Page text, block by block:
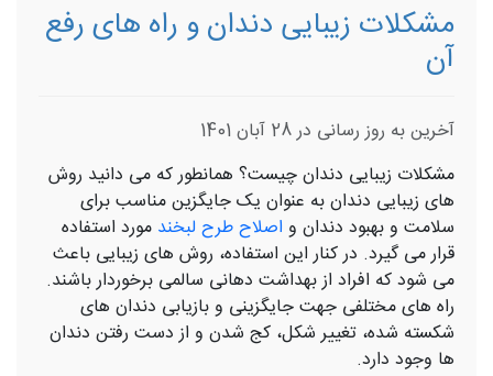
مشکلات زیبایی دندان و راه های رفع
آن
آخرین به روز رسانی در 28 آبان 1401
مشکلات زیبایی دندان چیست؟ همانطور که می دانید روش
های زیبایی دندان به عنوان یک جایگزین مناسب برای
سلامت و بهبود دندان و اصلاح طرح لبخند مورد استفاده
قرار می گیرد. در کنار این استفاده، روش های زیبایی باعث
می شود که افراد از بهداشت دهانی سالمی برخوردار باشند.
راه های مختلفی جهت جایگزینی و بازیابی دندان های
شکسته شده، تغییر شکل، کج شدن و از دست رفتن دندان
ها وجود دارد.